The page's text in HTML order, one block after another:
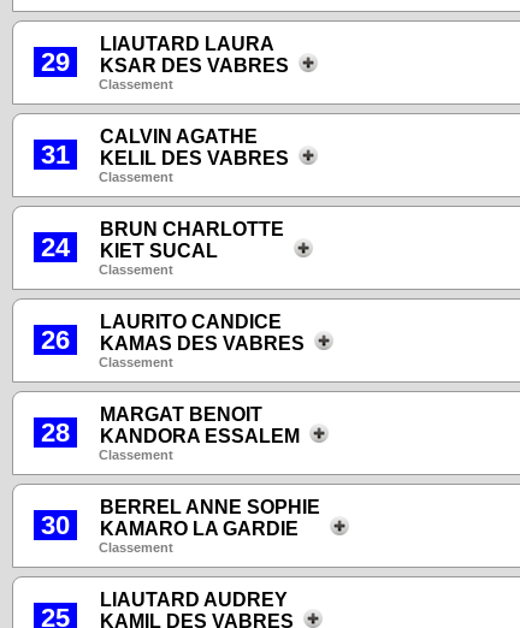
29
LIAUTARD LAURA
KSAR DES VABRES
Classement
31
CALVIN AGATHE
KELIL DES VABRES
Classement
24
BRUN CHARLOTTE
KIET SUCAL
Classement
26
LAURITO CANDICE
KAMAS DES VABRES
Classement
28
MARGAT BENOIT
KANDORA ESSALEM
Classement
30
BERREL ANNE SOPHIE
KAMARO LA GARDIE
Classement
25
LIAUTARD AUDREY
KAMIL DES VABRES